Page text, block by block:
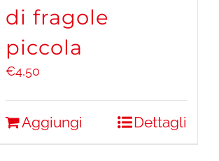
di fragole
piccola
€4,50
Aggiungi Dettagli